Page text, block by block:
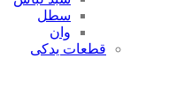
سطل
وان
قطعات یدکی